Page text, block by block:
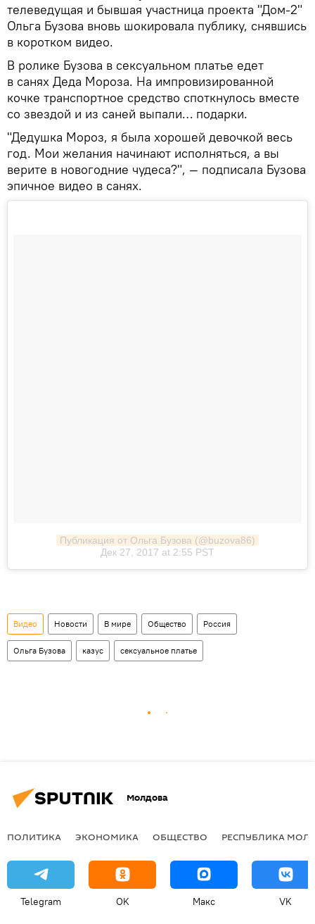
телеведущая и бывшая участница проекта "Дом-2"
Ольга Бузова вновь шокировала публику, снявшись
в коротком видео.
В ролике Бузова в сексуальном платье едет
в санях Деда Мороза. На импровизированной
кочке транспортное средство споткнулось вместе
со звездой и из саней выпали… подарки.
"Дедушка Мороз, я была хорошей девочкой весь
год. Мои желания начинают исполняться, а вы
верите в новогодние чудеса?", — подписала Бузова
эпичное видео в санях.
Публикация от Ольга Бузова (@buzova86)
Дек 27, 2017 at 2:55 PST
Видео Новости В мире Общество Россия
Ольга Бузова казус сексуальное платье
Молдова
ПОЛИТИКА ЭКОНОМИКА ОБЩЕСТВО РЕСПУБЛИКА
Telegram OK Макс VK